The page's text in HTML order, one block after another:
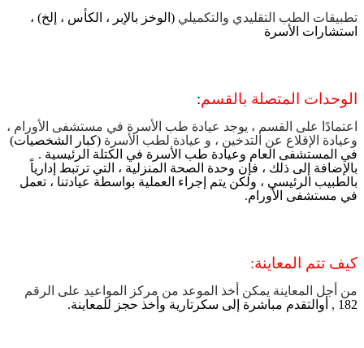
تطبيقات الطب التقليدي والتكميلي ( الوخز بالإبر ، الكأس ، إلخ) ،
استشارات الأسرة
الوحدات المتصلة بالقسم:
اعتمادًا على القسم ، يوجد عيادة طب الأسرة في مستشفى الأورام ،
وعيادة الإقلاع عن التدخين ، و عيادة لطب الأسرة (كبار الشخصيات)
في المستشفى العام وعيادة طب الأسرة في الكتلة الرئيسية .
بالإضافة إلى ذلك ، فإن وحدة الصحة المنزلية ، التي ترتبط إدارياً
بالطبيب الرئيسي ، ولكن يتم إجراء العملية بواسطة عيادتنا ، تعمل
في مستشفى الأورام.
كيف تتم المعاينة:
من أجل المعاينة يمكن أخذ الموعد من مركز المواعيد على الرقم
182 ,
أوالتقدم مباشرة إلى سكرتارية وأخذ حجز للمعاينة.